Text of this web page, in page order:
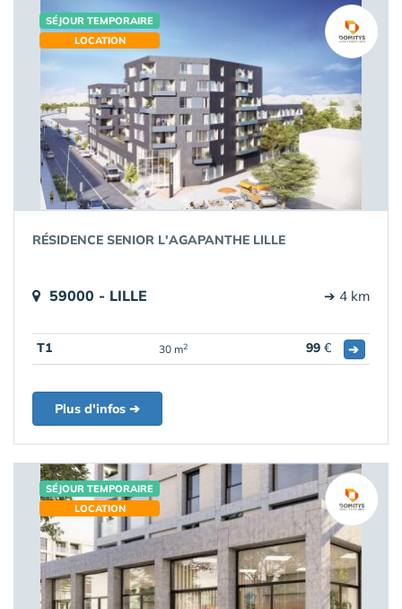
SÉJOUR TEMPORAIRE
LOCATION
RÉSIDENCE SENIOR L'AGAPANTHE LILLE
59000 - LILLE ➔ 4 km
T1 30 m2 99 € ➔
Plus d'infos ➔
SÉJOUR TEMPORAIRE
LOCATION